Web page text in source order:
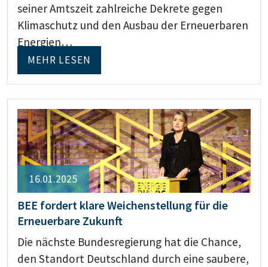
seiner Amtszeit zahlreiche Dekrete gegen
Klimaschutz und den Ausbau der Erneuerbaren
Energien…
MEHR LESEN
16.01.2025
BEE fordert klare Weichenstellung für die
Erneuerbare Zukunft
Die nächste Bundesregierung hat die Chance,
den Standort Deutschland durch eine saubere,